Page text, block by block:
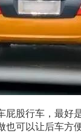
屁股行车，最好
可以让后车方